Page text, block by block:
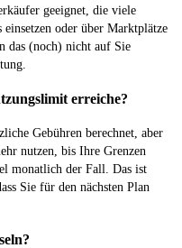
geeignet, die viele
oder über Marktplätze
das (noch) nicht auf Sie
erreiche?
Gebühren berechnet, aber
nutzen, bis Ihre Grenzen
monatlich der Fall. Das ist
Sie für den nächsten Plan